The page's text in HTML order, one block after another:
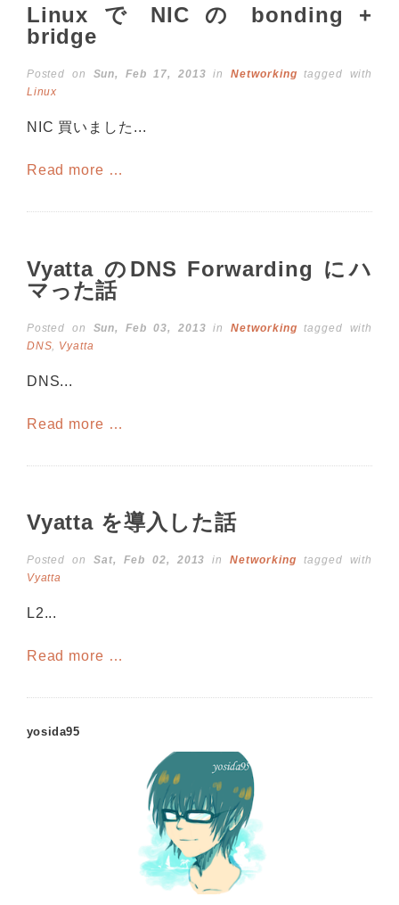
Linux で NIC の bonding +
bridge
Posted on Sun, Feb 17, 2013 in Networking tagged with
Linux
NIC 買いました...
Read more …
Vyatta のDNS Forwarding にハ
マった話
Posted on Sun, Feb 03, 2013 in Networking tagged with
DNS
Vyatta
DNS...
Read more …
Vyatta を導入した話
Posted onSat, Feb 02, 2013 inNetworking tagged with
Vyatta
L2...
Read more …
yosida95